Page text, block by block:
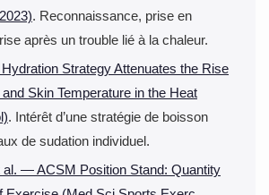
. Reconnaissance, prise en
après un trouble lié à la chaleur.
Strategy Attenuates the Rise
Skin Temperature in the Heat
. Intérêt d’une stratégie de boisson
de sudation individuel.
al. — ACSM Position Stand: Quantity